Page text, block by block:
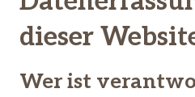
dieser
Wer ist